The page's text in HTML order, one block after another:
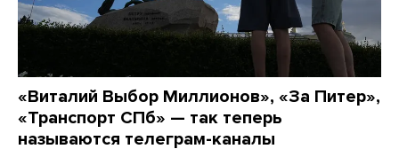
«Виталий Выбор Миллионов», «За Питер»,
«Транспорт СПб» — так теперь
называются телеграм-каналы